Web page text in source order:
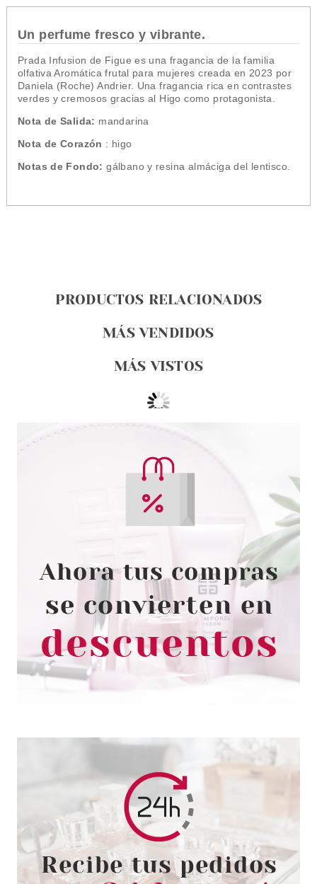
Un perfume fresco y vibrante.
Prada Infusion de Figue es una fragancia de la familia
olfativa Aromática frutal para mujeres creada en 2023 por
Daniela (Roche) Andrier. Una fragancia rica en contrastes
verdes y cremosos gracias al Higo como protagonista.
Nota de Salida: mandarina
Nota de Corazón : higo
Notas de Fondo: gálbano y resina almáciga del lentisco.
PRODUCTOS RELACIONADOS
MÁS VENDIDOS
MÁS VISTOS
PRADA
PRADA PARADOXE EDP 50 ML
+ EDP 100 ML RECARGA SET
REGALO
Pvr 182.00€
-31%
desde
125.95€
PRADA
PRADA PARADOXE VIRTUAL
FLOWER EDP 100 ML